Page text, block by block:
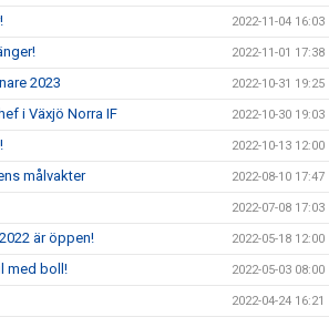
2022-11-04 16:03
2022-11-01 17:38
2023 2022-10-31 19:25
i Växjö Norra IF 2022-10-30 19:03
2022-10-13 12:00
målvakter 2022-08-10 17:47
2022-07-08 17:03
är öppen! 2022-05-18 12:00
med boll! 2022-05-03 08:00
2022-04-24 16:21